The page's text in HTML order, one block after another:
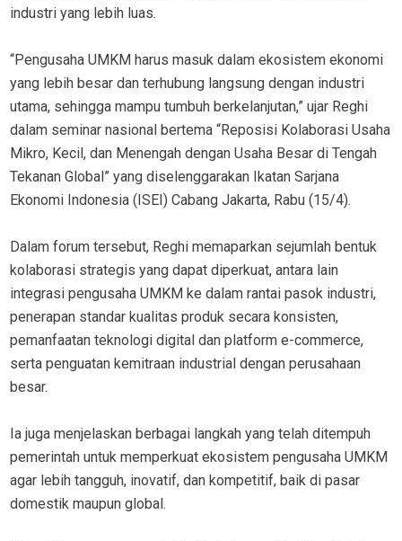
industri yang lebih luas.
“Pengusaha UMKM harus masuk dalam ekosistem ekonomi
yang lebih besar dan terhubung langsung dengan industri
utama, sehingga mampu tumbuh berkelanjutan,” ujar Reghi
dalam seminar nasional bertema “Reposisi Kolaborasi Usaha
Mikro, Kecil, dan Menengah dengan Usaha Besar di Tengah
Tekanan Global” yang diselenggarakan Ikatan Sarjana
Ekonomi Indonesia (ISEI) Cabang Jakarta, Rabu (15/4).
Dalam forum tersebut, Reghi memaparkan sejumlah bentuk
kolaborasi strategis yang dapat diperkuat, antara lain
integrasi pengusaha UMKM ke dalam rantai pasok industri,
penerapan standar kualitas produk secara konsisten,
pemanfaatan teknologi digital dan platform e-commerce,
serta penguatan kemitraan industrial dengan perusahaan
besar.
Ia juga menjelaskan berbagai langkah yang telah ditempuh
pemerintah untuk memperkuat ekosistem pengusaha UMKM
agar lebih tangguh, inovatif, dan kompetitif, baik di pasar
domestik maupun global.